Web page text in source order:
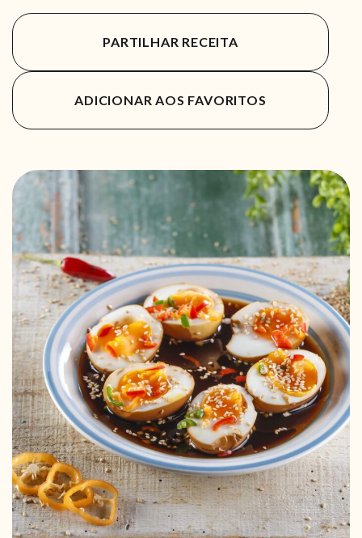
PARTILHAR RECEITA
ADICIONAR AOS FAVORITOS